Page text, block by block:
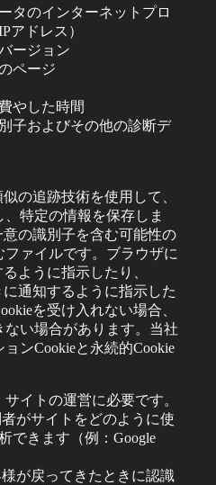
タのインターネットプロ
アドレス）
ージョン
ページ
やした時間
子およびその他の診断デ
の追跡技術を使用して、
特定の情報を保存しま
の識別子を含む可能性の
ァイルです。ブラウザに
ように指示したり、
通知するように指示した
を受け入れない場合、
い場合があります。当社
ンCookieと永続的Cookie
サイトの運営に必要です。
がサイトをどのように使
できます（例：Google
が戻ってきたときに認識